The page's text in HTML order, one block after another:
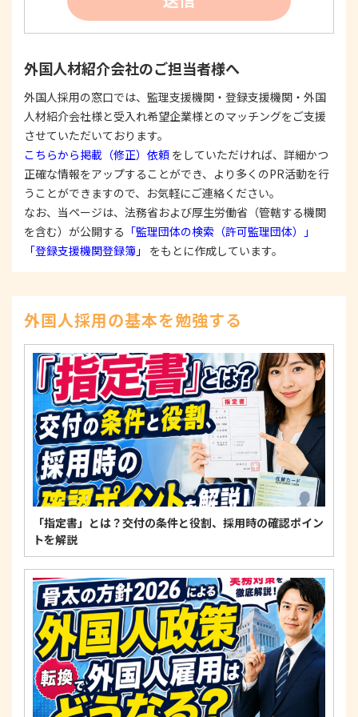
たは公表した利用目的の範囲内に限定し、それに
反する目的外利用を行なわないための措置を講じ
する際は、本人が同意を与えた利用目的の範囲内
で、適法にこれを行います。
2. 安全対策の実施について
個人情報の正確性およびその利用の安全性を確保す
るため、情報セキュリティ対策を始めとする安全措
置を構築し、個人情報への不正アクセス、個人情報
の漏洩、滅失または毀損等の的確な防止とセキュリ
ティの是正に努めます。
3. 苦情および相談等に対する適正な対応について
本人からの苦情および相談があった場合には、適切
示、訂正、削除、または利用もしくは提供の停止等
を求められたときは、適法かつ遅滞なく応じます。
4. 法令・指針・規範の遵守について
適正な個人情報保護の実現のため、個人情報の取扱
いに関する法令、国が定める指針およびその他の規
範を遵守します。
個人情報に関するお問い合わせ窓口
〒125-0061東京都葛飾区亀有3-21-11 藍ビル202
TEL：0120-550-580
株式会社 アルフォース･ワン 個人情報保護担当
外国人材紹介会社のご担当者様へ
外国人採用の窓口では、監理支援機関・登録支援機関・外国
人材紹介会社様と受入れ希望企業様とのマッチングをご支援
させていただいております。
こちらから掲載（修正）依頼 をしていただければ、詳細かつ
正確な情報をアップすることができ、より多くのPR活動を行
うことができますので、お気軽にご連絡ください。
なお、当ページは、法務省および厚生労働省（管轄する機関
を含む）が公開する 「監理団体の検索（許可監理団体）」
「登録支援機関登録簿」
をもとに作成しています。
外国人採用の基本を勉強する
「指定書」とは？交付の条件と役割、採用時の確認ポイン
トを解説